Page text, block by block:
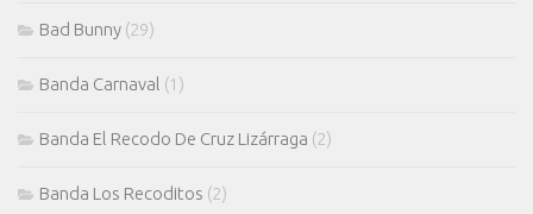
Bad Bunny (29)
Banda Carnaval (1)
Banda El Recodo De Cruz Lizárraga (2)
Banda Los Recoditos (2)